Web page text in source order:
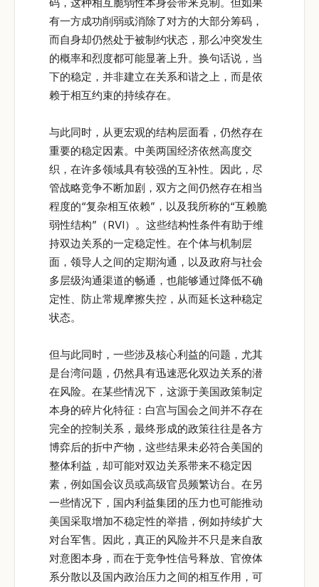
有一方成功削弱或消除了对方的大部分筹码，
而自身却仍然处于被制约状态，那么冲突发生
的概率和烈度都可能显著上升。换句话说，当
下的稳定，并非建立在关系和谐之上，而是依
赖于相互约束的持续存在。
与此同时，从更宏观的结构层面看，仍然存在
重要的稳定因素。中美两国经济依然高度交
织，在许多领域具有较强的互补性。因此，尽
管战略竞争不断加剧，双方之间仍然存在相当
程度的“复杂相互依赖”，以及我所称的“互赖脆
弱性结构”（RVI）。这些结构性条件有助于维
持双边关系的一定稳定性。在个体与机制层
面，领导人之间的定期沟通，以及政府与社会
多层级沟通渠道的畅通，也能够通过降低不确
定性、防止常规摩擦失控，从而延长这种稳定
状态。
但与此同时，一些涉及核心利益的问题，尤其
是台湾问题，仍然具有迅速恶化双边关系的潜
在风险。在某些情况下，这源于美国政策制定
本身的碎片化特征：白宫与国会之间并不存在
完全的控制关系，最终形成的政策往往是各方
博弈后的折中产物，这些结果未必符合美国的
整体利益，却可能对双边关系带来不稳定因
素，例如国会议员或高级官员频繁访台。在另
一些情况下，国内利益集团的压力也可能推动
美国采取增加不稳定性的举措，例如持续扩大
对台军售。因此，真正的风险并不只是来自敌
对意图本身，而在于竞争性信号释放、官僚体
系分散以及国内政治压力之间的相互作用，可